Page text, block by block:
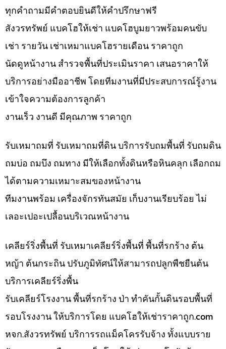
ทุกคำถามมีคำตอบยินดีให้คำปรึกษาฟรี
สังวรทรัพย์ แบคโฮให้เช่า แบคโฮบูมยาวพร้อมคนขับ
เช่า รายวัน เช่าเหมาแบคโฮรายเดือน ราคาถูก
นัดดูหน้างาน สำรวจพื้นที่ประเมินราคา เสนอราคาให้
บริการอย่างมืออาชีพ โดยทีมงานที่มีประสบการณ์รู้งาน
เข้าใจความต้องการลูกค้า
งานเร็ว งานดี มีคุณภาพ ราคาถูก
รับเหมาถมที่ รับเหมาถมที่ดิน บริการรับถมพื้นที่ รับถมดิน
ถมบ่อ ถมบึง ถมทาง มีให้เลือกทั้งดินหรือหินคลุก เลือกถม
ได้ตามความเหมาะสมของหน้างาน
ทีมงานพร้อม เครื่องจักรทันสมัย เก็บงานเรียบร้อย ไม่
เลอะเปอะเปลื้อนบริเวณหน้างาน
เคลียร์ริ่งพื้นที่ รับเหมาเคลียร์ริ่งพื้นที่ พื้นที่รกร้าง ต้น
หญ้า ต้นกระถิน ปรับภูมิทัศน์ให้สามารถปลูกพืชยืนต้น
บริการเคลียร์ริ่งพื้น
รับเคลียร์โรงงาน พื้นที่รกร้าง ป่า ทำคันกั้นดินรอบพื้นที่
รอบโรงงาน ให้บริการโดย แบคโฮให้เช่าราคาถูก.com
หจก.สังวรทรัพย์ บริการรถแม็คโครรับจ้าง ทั้งแบบราย